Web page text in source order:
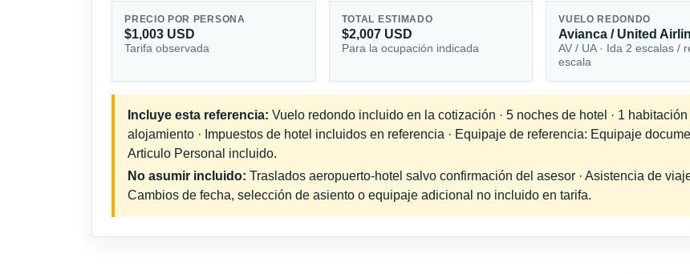
PRECIO POR PERSONA
$1,003 USD
Tarifa observada
TOTAL ESTIMADO
$2,007 USD
Para la ocupación indicada
VUELO REDONDO
Avianca / United
AV / UA · Ida 2 escalas /
escala
Incluye esta referencia: Vuelo redondo incluido en la cotización · 5 noches de hotel · 1
alojamiento · Impuestos de hotel incluidos en referencia · Equipaje de referencia: Equipaje
Articulo Personal incluido.
No asumir incluido: Traslados aeropuerto-hotel salvo confirmación del asesor · Asistencia de
Cambios de fecha, selección de asiento o equipaje adicional no incluido en tarifa.